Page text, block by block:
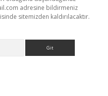
adresine bildirmeniz
sitemizden kaldırılacaktır.